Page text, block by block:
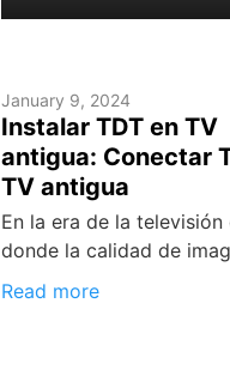
January 9, 2024
Instalar TDT en TV
antigua: Conectar
TV antigua
En la era de la televisión
donde la calidad de
Read more